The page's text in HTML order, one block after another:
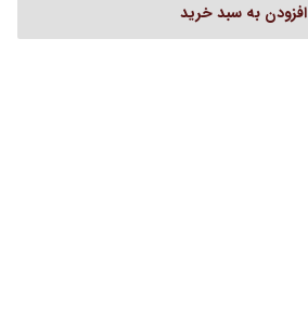
افزودن به سبد خرید